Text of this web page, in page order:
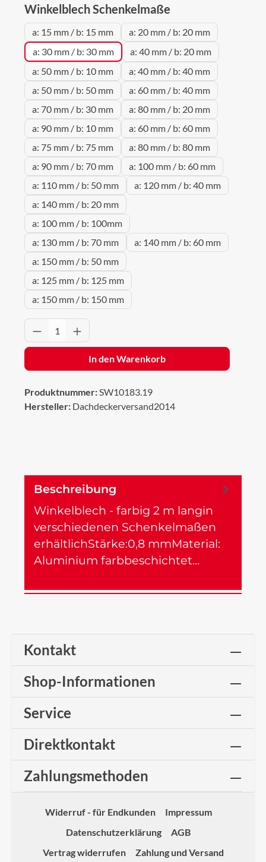
Winkelblech Schenkelmaße
a: 15 mm / b: 15 mm
a: 20 mm / b: 20 mm
a: 30 mm / b: 30 mm
a: 40 mm / b: 20 mm
a: 50 mm / b: 10 mm
a: 40 mm / b: 40 mm
a: 50 mm / b: 50 mm
a: 60 mm / b: 40 mm
a: 70 mm / b: 30 mm
a: 80 mm / b: 20 mm
a: 90 mm / b: 10 mm
a: 60 mm / b: 60 mm
a: 75 mm / b: 75 mm
a: 80 mm / b: 80 mm
a: 90 mm / b: 70 mm
a: 100 mm / b: 60 mm
a: 110 mm / b: 50 mm
a: 120 mm / b: 40 mm
a: 140 mm / b: 20 mm
a: 100 mm / b: 100mm
a: 130 mm / b: 70 mm
a: 140 mm / b: 60 mm
a: 150 mm / b: 50 mm
a: 125 mm / b: 125 mm
a: 150 mm / b: 150 mm
Produkt Anzahl: Gib den gewünschten
In den Warenkorb
Produktnummer:SW10183.19
Hersteller: Dachdeckerversand2014
Beschreibung
Winkelblech - farbig 2 m langin
verschiedenen Schenkelmaßen
erhältlichStärke:0,8 mmMaterial:
Aluminium farbbeschichtet…
Kontakt
Shop-Informationen
Service
Direktkontakt
Zahlungsmethoden
Widerruf - für Endkunden
Impressum
Datenschutzerklärung
AGB
Vertrag widerrufen
Zahlung und Versand